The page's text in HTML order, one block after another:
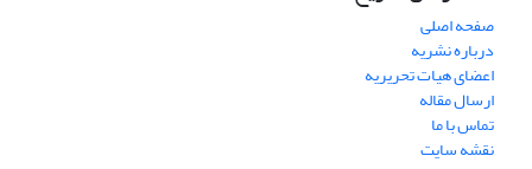
صفحه اصلی
درباره نشریه
اعضای هیات تحریریه
ارسال مقاله
تماس با ما
نقشه سایت